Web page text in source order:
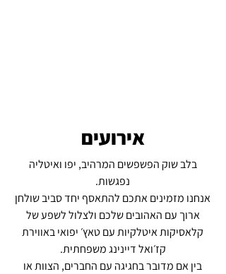
אירועים
בלב שוק הפשפשים המרהיב, יפו ואיטליה
נפגשות.
אנחנו מזמינים אתכם להתאסף יחד סביב שולחן
ארוך עם האהובים שלכם ולצלול לשפע של
קלאסיקות איטלקיות עם טאץ׳ יפואי באווירת
קז׳ואל דיינינג משפחתית.
בין אם מדובר בחגיגה עם החברים, הצוות או